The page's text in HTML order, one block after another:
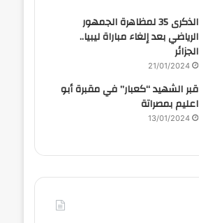
الذكرى 35 لمظاهرة الجمهور
الرياضي بعد إلغاء مباراة ليبيا..
الجزائر
21/01/2024
قبر الشهيد “كعبار” في مقبرة أبو
اعليم بمصراتة
13/01/2024